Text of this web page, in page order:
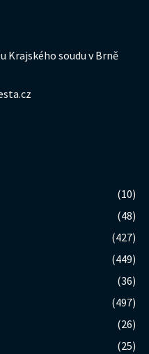
Krajského soudu v Brně
(10)
(48)
(427)
(449)
(36)
(497)
(26)
(25)